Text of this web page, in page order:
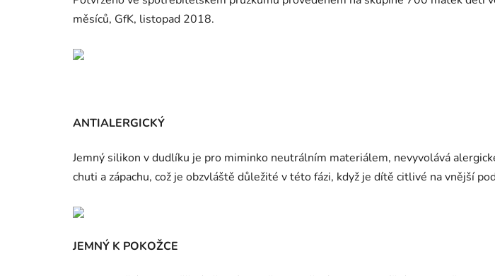
měsíců, GfK, listopad 2018.
ANTIALERGICKÝ
Jemný silikon v dudlíku je pro miminko neutrálním materiálem, nevyvolává
chuti a zápachu, což je obzvláště důležité v této fázi, když je dítě citlivé na vnější
JEMNÝ K POKOŽCE